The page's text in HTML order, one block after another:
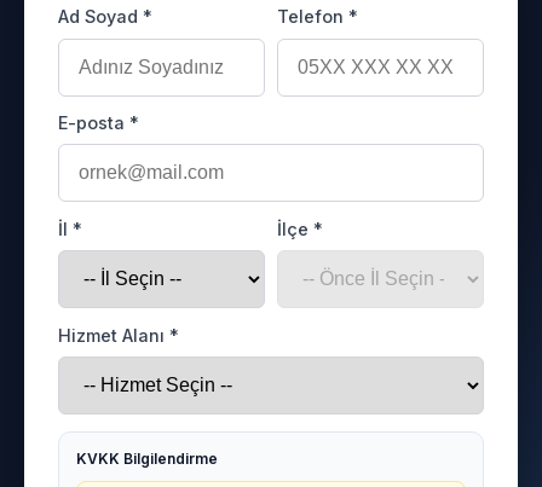
Ad Soyad * Telefon *
E-posta *
İl * İlçe *
Hizmet Alanı *
KVKK Bilgilendirme